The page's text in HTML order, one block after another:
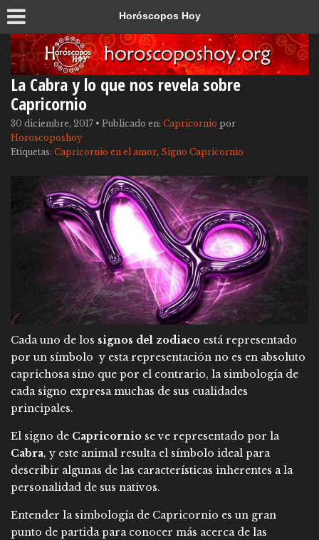
Horóscopos Hoy
La Cabra y lo que nos revela sobre
Capricornio
30 diciembre, 2017 • Publicado en: Capricornio por
Horoscoposhoy
Etiquetas: Capricornio en el amor, Signo Capricornio
Cada uno de los signos del zodiaco está representado
por un símbolo y esta representación no es en absoluto
caprichosa sino que por el contrario, la simbología de
cada signo expresa muchas de sus cualidades
principales.
El signo de Capricornio se ve representado por la
Cabra, y este animal resulta el símbolo ideal para
describir algunas de las características inherentes a la
personalidad de sus nativos.
Entender la simbología de Capricornio es un gran
punto de partida para conocer más acerca de las